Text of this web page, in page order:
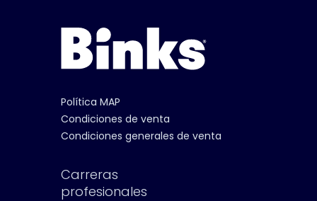
Política MAP
Condiciones de venta
Condiciones generales de venta
Carreras
profesionales